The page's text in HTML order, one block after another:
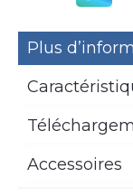
Plus
Accessoires